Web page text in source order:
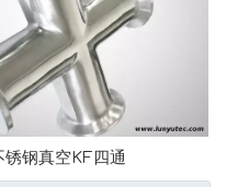
锈钢真空KF四通